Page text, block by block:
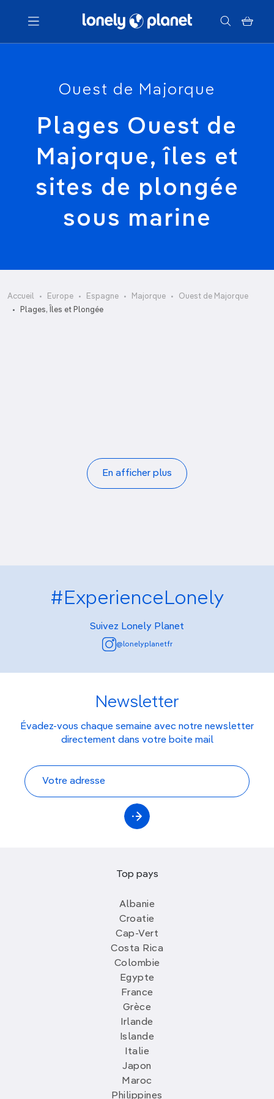
Menu
Ouest de Majorque
Plages Ouest de
Majorque, îles et
sites de plongée
sous marine
Accueil Europe Espagne Majorque
Ouest de Majorque
Plages, Îles et Plongée
Cala Banyalbufar
En afficher plus
#ExperienceLonely
Suivez Lonely Planet
@lonelyplanetfr
Newsletter
Évadez-vous chaque semaine avec notre newsletter
directement dans votre boite mail
Top pays
Albanie
Croatie
Cap-Vert
Costa Rica
Colombie
Egypte
France
Grèce
Irlande
Islande
Italie
Japon
Maroc
Philippines